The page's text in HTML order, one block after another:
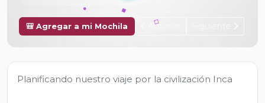
🎒 Agregar a mi Mochila Anterior
Planificando nuestro viaje por la civilización Inca